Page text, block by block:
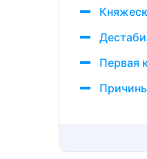
Первая